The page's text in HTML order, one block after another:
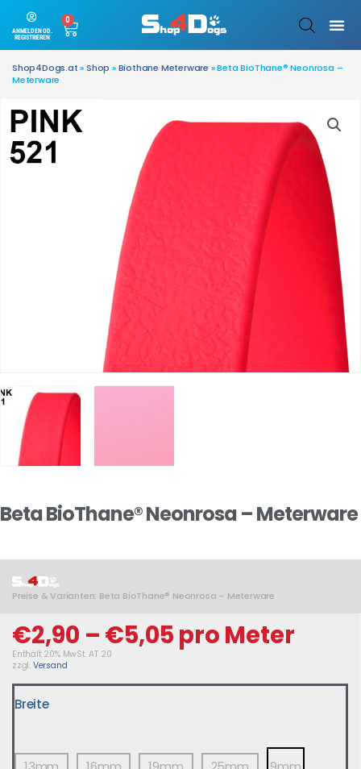
ANMELDEN OD.
REGISTRIEREN
0
Shop4Dogs.at»Shop »Biothane Meterware »Beta BioThane® Neonrosa –
Meterware
Beta BioThane® Neonrosa – Meterware
Preise & Varianten: Beta BioThane® Neonrosa – Meterware
€2,90 – €5,05 pro Meter
Enthält 20% MwSt. AT 20
zzgl. Versand
Breite